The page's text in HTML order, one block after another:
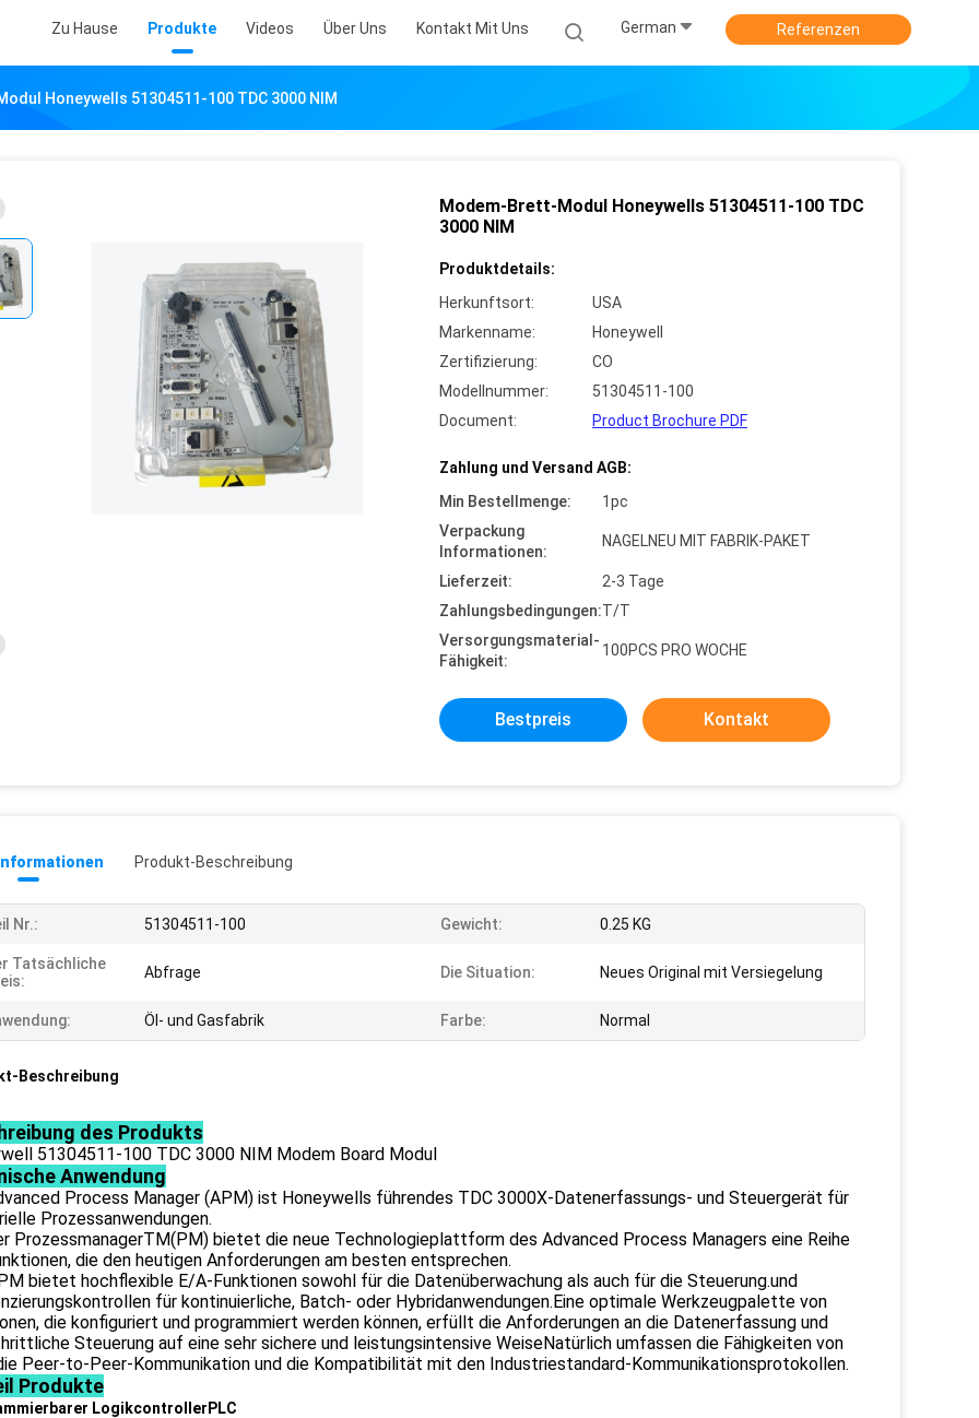
Zu Hause Produkte Videos Über Uns Kontakt Mit Uns German Referenzen
Honeywells 51304511-100 TDC 3000 NIM
Modem-Brett-Modul Honeywells 51304511-100 TDC
3000 NIM
Produktdetails:
Herkunftsort:
USA
Markenname:
Honeywell
Zertifizierung:
CO
Modellnummer:
51304511-100
Document:
Product Brochure PDF
Zahlung und Versand AGB:
Min Bestellmenge:
1pc
Verpackung
Informationen:
NAGELNEU MIT FABRIK-PAKET
Lieferzeit:
2-3 Tage
Zahlungsbedingungen:T/T
Versorgungsmaterial-
Fähigkeit:
100PCS PRO WOCHE
Bestpreis Kontakt
Produkt-Beschreibung
Nr.: 51304511-100 Gewicht: 0.25 KG
Tatsächliche
Abfrage Die Situation: Neues Original mit Versiegelung
Öl- und Gasfabrik Farbe: Normal
Beschreibung
des Produkts
51304511-100 TDC 3000 NIM Modem Board Modul
Anwendung
Process Manager (APM) ist Honeywells führendes TDC 3000X-Datenerfassungs- und Steuergerät für
Prozessanwendungen.
ProzessmanagerTM(PM) bietet die neue Technologieplattform des Advanced Process Managers eine Reihe
die den heutigen Anforderungen am besten entsprechen.
bietet hochflexible E/A-Funktionen sowohl für die Datenüberwachung als auch für die Steuerung.und
für kontinuierliche, Batch- oder Hybridanwendungen.Eine optimale Werkzeugpalette von
die konfiguriert und programmiert werden können, erfüllt die Anforderungen an die Datenerfassung und
Steuerung auf eine sehr sichere und leistungsintensive WeiseNatürlich umfassen die Fähigkeiten von
Peer-to-Peer-Kommunikation und die Kompatibilität mit den Industriestandard-Kommunikationsprotokollen.
Produkte
Logikcontroller PLC